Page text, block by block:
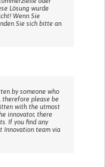
Lösung wurde
Wenn Sie
Sie sich bitte an
by someone who
please be
with the utmost
innovator, there
If you find any
Innovation team via